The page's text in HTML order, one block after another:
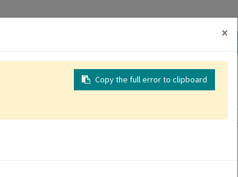
×
Copy the full error to clipboard